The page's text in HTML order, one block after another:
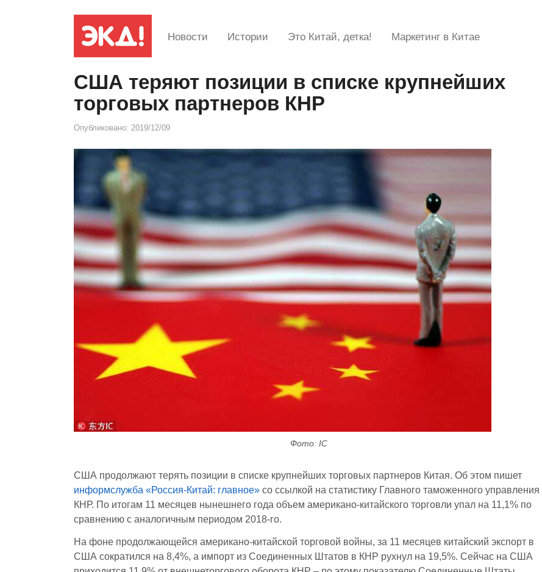
Новости Истории Это Китай, детка! Маркетинг в Китае
США теряют позиции в списке крупнейших
торговых партнеров КНР
Опубликовано: 2019/12/09
Фото: IC
США продолжают терять позиции в списке крупнейших торговых партнеров Китая. Об этом пишет
информслужба «Россия-Китай: главное» со ссылкой на статистику Главного таможенного управления
КНР. По итогам 11 месяцев нынешнего года объем американо-китайского торговли упал на 11,1% по
сравнению с аналогичным периодом 2018-го.
На фоне продолжающейся американо-китайской торговой войны, за 11 месяцев китайский экспорт в
США сократился на 8,4%, а импорт из Соединенных Штатов в КНР рухнул на 19,5%. Сейчас на США